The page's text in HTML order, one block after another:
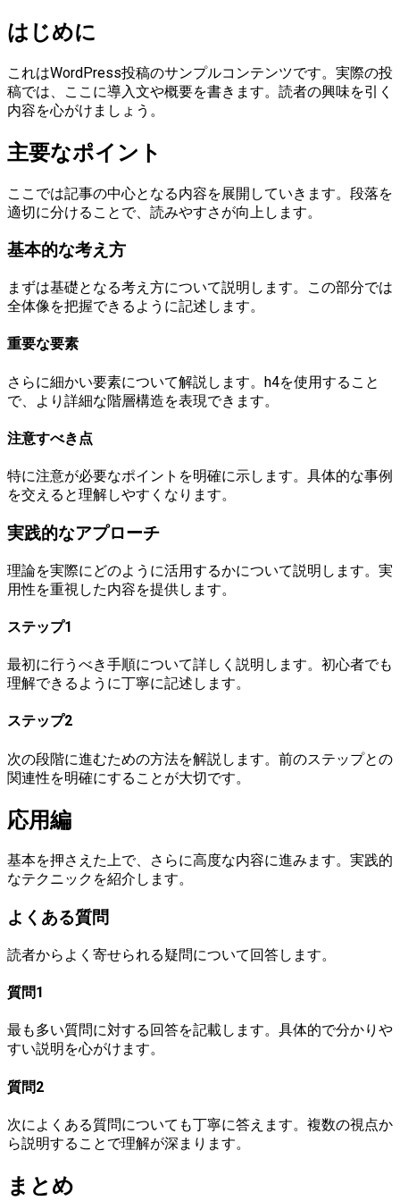
はじめに
これはWordPress投稿のサンプルコンテンツです。実際の投
稿では、ここに導入文や概要を書きます。読者の興味を引く
内容を心がけましょう。
主要なポイント
ここでは記事の中心となる内容を展開していきます。段落を
適切に分けることで、読みやすさが向上します。
基本的な考え方
まずは基礎となる考え方について説明します。この部分では
全体像を把握できるように記述します。
重要な要素
さらに細かい要素について解説します。h4を使用すること
で、より詳細な階層構造を表現できます。
注意すべき点
特に注意が必要なポイントを明確に示します。具体的な事例
を交えると理解しやすくなります。
実践的なアプローチ
理論を実際にどのように活用するかについて説明します。実
用性を重視した内容を提供します。
ステップ1
最初に行うべき手順について詳しく説明します。初心者でも
理解できるように丁寧に記述します。
ステップ2
次の段階に進むための方法を解説します。前のステップとの
関連性を明確にすることが大切です。
応用編
基本を押さえた上で、さらに高度な内容に進みます。実践的
なテクニックを紹介します。
よくある質問
読者からよく寄せられる疑問について回答します。
質問1
最も多い質問に対する回答を記載します。具体的で分かりや
すい説明を心がけます。
質問2
次によくある質問についても丁寧に答えます。複数の視点か
ら説明することで理解が深まります。
まとめ